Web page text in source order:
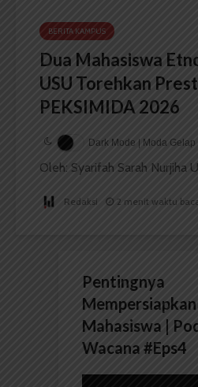
BERITA KAMPUS
Dua Mahasiswa
USU Torehkan
PEKSIMIDA 2026
Dark Mode | Moda Gelap
Oleh: Syarifah Sarah Nurjiha
Redaksi 2 menit waktu
Pentingnya
Mahasiswa |
Wacana #Eps4